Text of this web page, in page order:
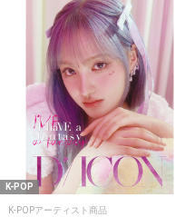
K-POP
K-POPアーティスト商品